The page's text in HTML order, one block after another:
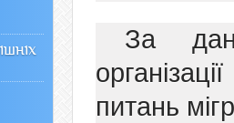
За
питань